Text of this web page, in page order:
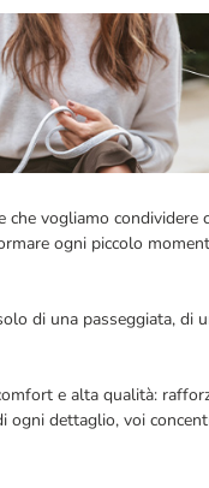
vogliamo
ogni piccolo
di una passeggiata, di
e alta qualità:
dettaglio, voi